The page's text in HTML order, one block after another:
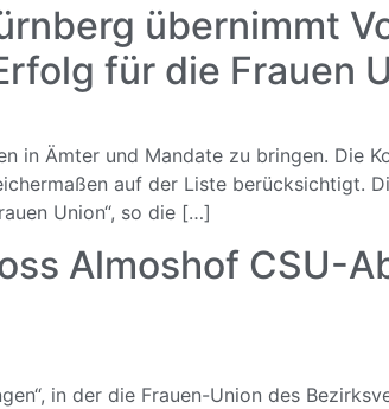
übernimmt
für die Frauen
in Ämter und Mandate zu bringen. Die
auf der Liste berücksichtigt.
Union“, so die […]
Almoshof CSU-
in der die Frauen-Union des